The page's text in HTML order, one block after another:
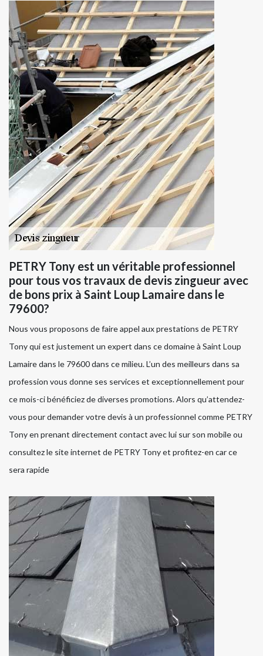
PETRY Tony est un véritable professionnel
pour tous vos travaux de devis zingueur avec
de bons prix à Saint Loup Lamaire dans le
79600?
Nous vous proposons de faire appel aux prestations de PETRY
Tony qui est justement un expert dans ce domaine à Saint Loup
Lamaire dans le 79600 dans ce milieu. L’un des meilleurs dans sa
profession vous donne ses services et exceptionnellement pour
ce mois-ci bénéficiez de diverses promotions. Alors qu’attendez-
vous pour demander votre devis à un professionnel comme PETRY
Tony en prenant directement contact avec lui sur son mobile ou
consultez le site internet de PETRY Tony et profitez-en car ce
sera rapide